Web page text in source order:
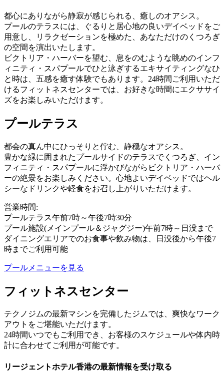
都心にありながら静寂が感じられる、癒しのオアシス。
プールのテラスには、ぐるりと居心地の良いデイベッドをご
用意し、リラクゼーションを極めた、あなただけのくつろぎ
の空間を演出いたします。
ビクトリア・ハーバーを望む、息をのむような眺めのインフ
ィニティ・スパプールでひと泳ぎするエキサイティングなひ
と時は、五感を癒す体験でもあります。24時間ご利用いただ
けるフィットネスセンターでは、お好きな時間にエクササイ
ズをお楽しみいただけます。
プールテラス
都会の真ん中にひっそりと佇む、静穏なオアシス。
豊かな緑に囲まれたプールサイドのテラスでくつろぎ、イン
フィニティ・スパプールに浮かびながらビクトリア・ハーバ
ーの絶景をお楽しみください。心地よいデイベッドではヘル
シーなドリンクや軽食をお召し上がりいただけます。
営業時間:
プールテラス午前7時～午後7時30分
プール施設(メインプール＆ジャグジー)午前7時～日没まで
ダイニングエリアでのお食事や飲み物は、日没後から午後7
時までご利用可能
プールメニューを見る
フィットネスセンター
テクノジムの最新マシンを完備したジムでは、爽快なワーク
アウトをご堪能いただけます。
24時間いつでもご利用でき、お客様のスケジュールや体内時
計に合わせてご利用が可能です。
リージェントホテル香港の最新情報を受け取る